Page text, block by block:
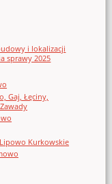
i lokalizacji
sprawy 2025
Gaj, Łęciny,
Kurkowskie